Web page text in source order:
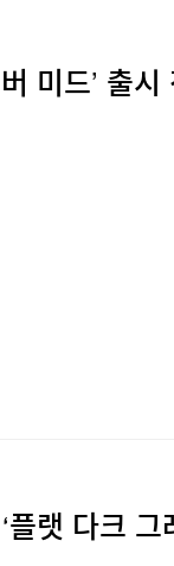
미드’ 출시
랫 다크 그